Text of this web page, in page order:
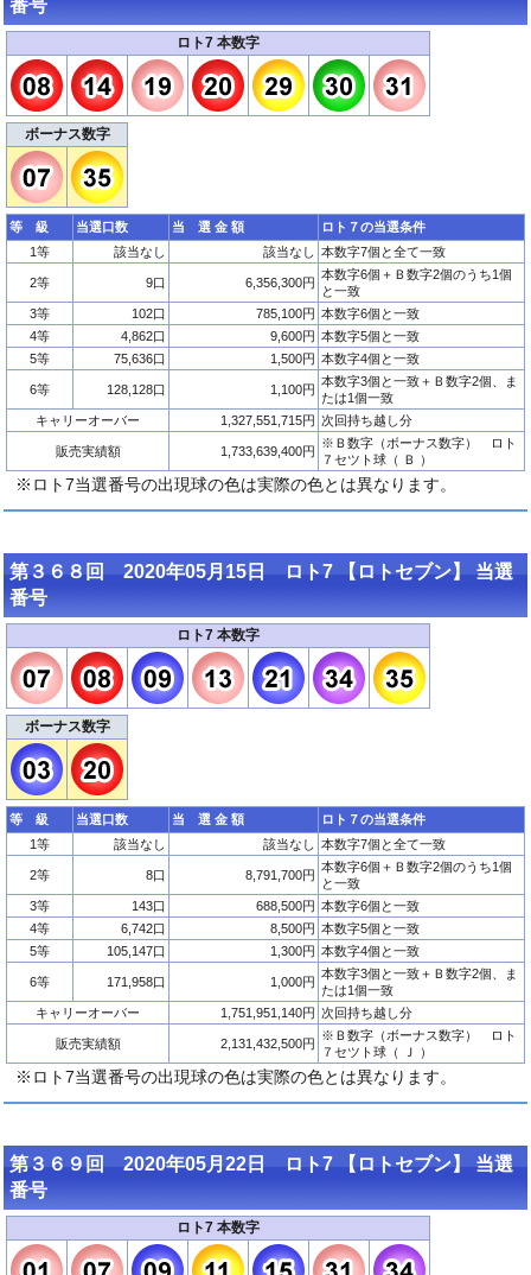
番号
ロト7 本数字
ボーナス数字
等 級 当選口数 当 選 金 額
ロト７の当選条件
1等
該当なし 該当なし 本数字7個と全て一致
2等 9口 6,356,300円
本数字6個＋Ｂ数字2個のうち1個
と一致
3等
102口 785,100円 本数字6個と一致
4等
4,862口 9,600円 本数字5個と一致
5等
75,636口 1,500円 本数字4個と一致
6等 128,128口 1,100円
本数字3個と一致＋Ｂ数字2個、ま
たは1個一致
キャリーオーバー
1,327,551,715円 次回持ち越し分
販売実績額 1,733,639,400円
※Ｂ数字（ボーナス数字） ロト
７セツト球（ Ｂ ）
※ロト7当選番号の出現球の色は実際の色とは異なります。
第３６８回 2020年05月15日 ロト7 【ロトセブン】 当選
番号
ロト7 本数字
ボーナス数字
等 級 当選口数 当 選 金 額
ロト７の当選条件
1等
該当なし 該当なし 本数字7個と全て一致
2等 8口 8,791,700円
本数字6個＋Ｂ数字2個のうち1個
と一致
3等
143口 688,500円 本数字6個と一致
4等
6,742口 8,500円 本数字5個と一致
5等
105,147口 1,300円 本数字4個と一致
6等 171,958口 1,000円
本数字3個と一致＋Ｂ数字2個、ま
たは1個一致
キャリーオーバー
1,751,951,140円 次回持ち越し分
販売実績額 2,131,432,500円
※Ｂ数字（ボーナス数字） ロト
７セツト球（ Ｊ ）
※ロト7当選番号の出現球の色は実際の色とは異なります。
第３６９回 2020年05月22日 ロト7 【ロトセブン】 当選
番号
ロト7 本数字